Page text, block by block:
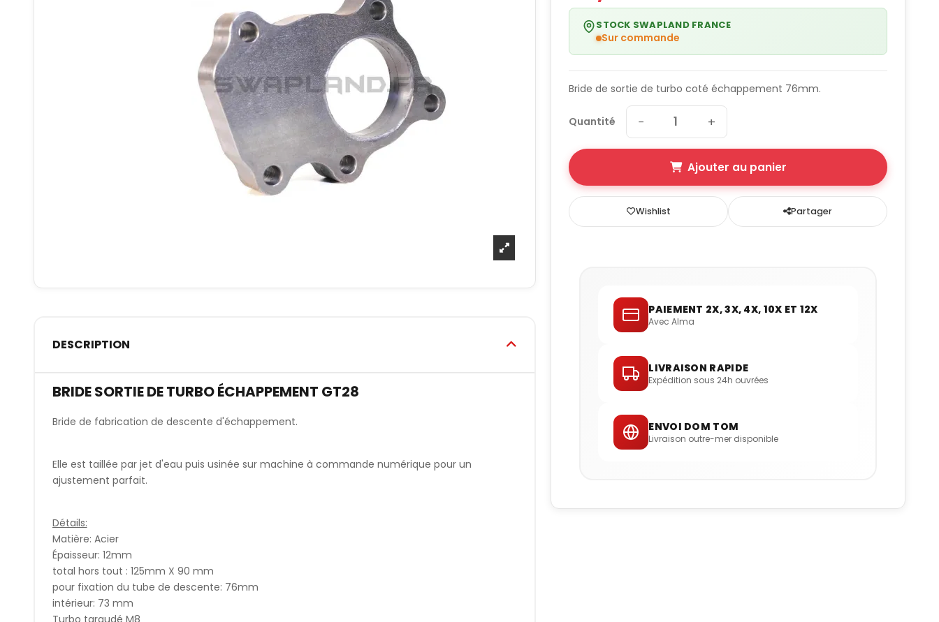
DESCRIPTION
BRIDE SORTIE DE TURBO ÉCHAPPEMENT GT28
Bride de fabrication de descente d'échappement.
Elle est taillée par jet d'eau puis usinée sur machine à commande numérique pour un
ajustement parfait.
Détails:
Matière: Acier
Épaisseur: 12mm
total hors tout : 125mm X 90 mm
pour fixation du tube de descente: 76mm
intérieur: 73 mm
Turbo taraudé M8
STOCK SWAPLAND FRANCE
Sur commande
Bride de sortie de turbo coté échappement 76mm.
Quantité − +
Ajouter au panier
Wishlist Partager
PAIEMENT 2X, 3X, 4X, 10X ET 12X
Avec Alma
LIVRAISON RAPIDE
Expédition sous 24h ouvrées
ENVOI DOM TOM
Livraison outre-mer disponible